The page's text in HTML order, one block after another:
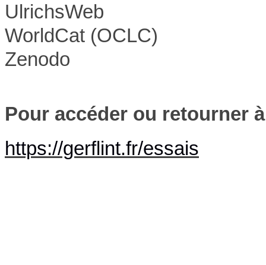
UlrichsWeb
WorldCat (OCLC)
Zenodo
Pour accéder ou retourner
https://gerflint.fr/essais